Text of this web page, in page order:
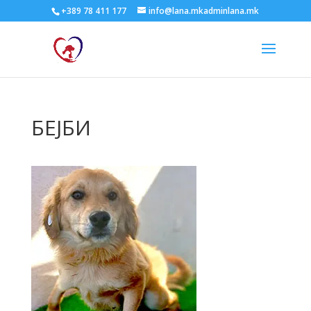
+389 78 411 177 info@lana.mkadminlana.mk
БЕЈБИ